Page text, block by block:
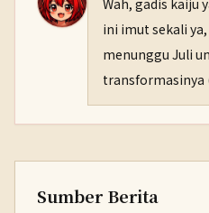
Wah, gadis kaiju
ini imut sekali
menunggu Juli
Sumber Berita